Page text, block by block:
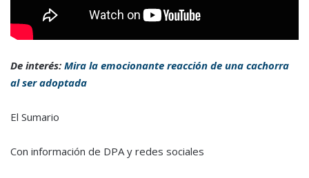
De interés: Mira la emocionante reacción de una cachorra
al ser adoptada
El Sumario
Con información de DPA y redes sociales